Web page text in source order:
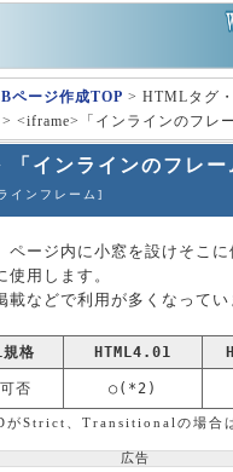
ページ作成TOP > HTMLタグ
> <iframe>「インラインのフレー
インラインのフレー
インフレーム]
ページ内に小窓を設けそこに
使用します。
載などで利用が多くなってい
規格 HTML4.01
否 ○(*2)
Strict、Transitionalの場合
広告